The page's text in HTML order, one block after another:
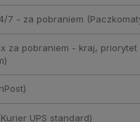
7 - za pobraniem
za pobraniem - kraj, priorytet
UPS standard)